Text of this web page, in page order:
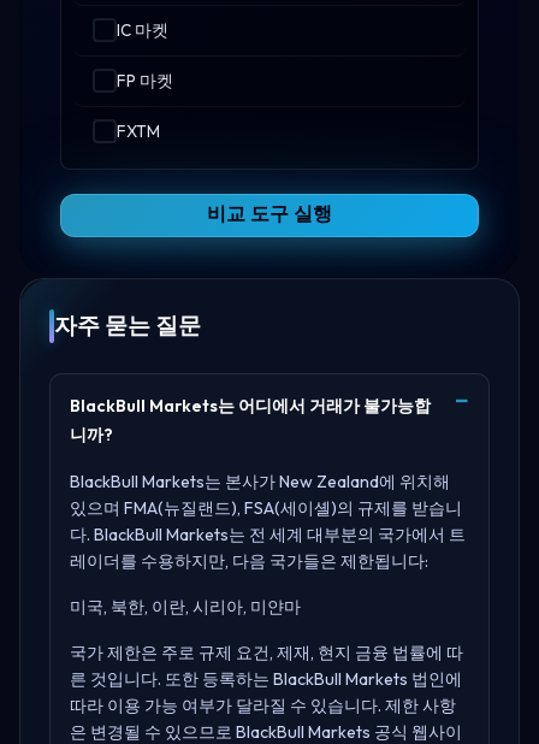
IC 마켓
FP 마켓
FXTM
비교 도구 실행
자주 묻는 질문
BlackBull Markets는 어디에서 거래가 불가능합
니까?
BlackBull Markets는 본사가New Zealand에 위치해
있으며 FMA(뉴질랜드), FSA(세이셸)의 규제를 받습니
다. BlackBull Markets는 전 세계 대부분의 국가에서 트
레이더를 수용하지만, 다음 국가들은 제한됩니다:
미국, 북한, 이란, 시리아, 미얀마
국가 제한은 주로 규제 요건, 제재, 현지 금융 법률에 따
른 것입니다. 또한 등록하는 BlackBull Markets 법인에
따라 이용 가능 여부가 달라질 수 있습니다. 제한 사항
은 변경될 수 있으므로 BlackBull Markets 공식 웹사이